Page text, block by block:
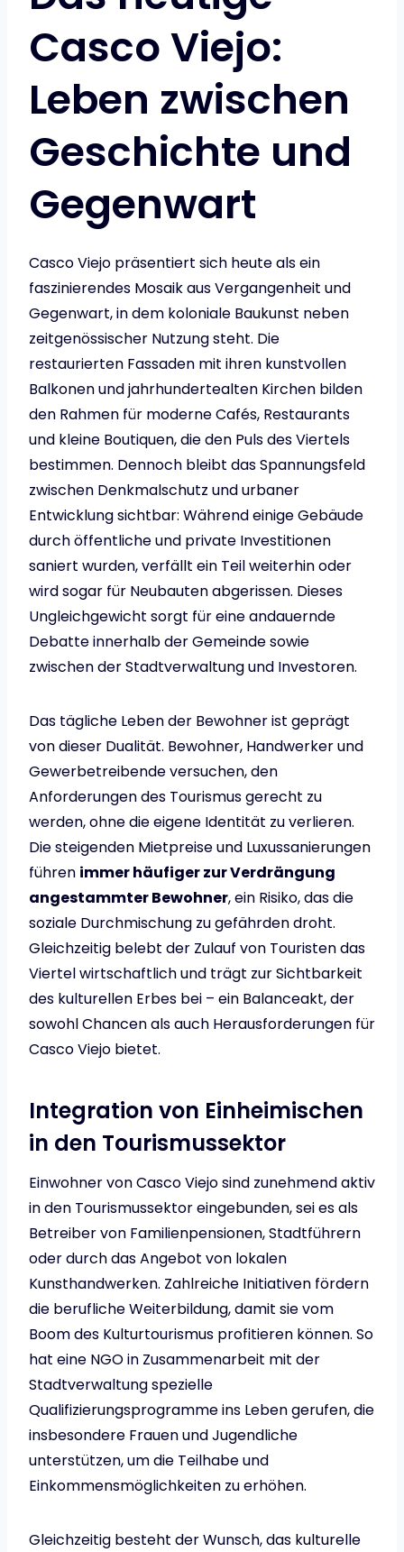
Casco Viejo:
Leben zwischen
Geschichte und
Gegenwart
Casco Viejo präsentiert sich heute als ein
faszinierendes Mosaik aus Vergangenheit und
Gegenwart, in dem koloniale Baukunst neben
zeitgenössischer Nutzung steht. Die
restaurierten Fassaden mit ihren kunstvollen
Balkonen und jahrhundertealten Kirchen bilden
den Rahmen für moderne Cafés, Restaurants
und kleine Boutiquen, die den Puls des Viertels
bestimmen. Dennoch bleibt das Spannungsfeld
zwischen Denkmalschutz und urbaner
Entwicklung sichtbar: Während einige Gebäude
durch öffent­liche und private Investitionen
saniert wurden, verfällt ein Teil weiterhin oder
wird sogar für Neubauten abgerissen. Dieses
Ungleichgewicht sorgt für eine andauernde
Debatte innerhalb der Gemeinde sowie
zwischen der Stadtverwaltung und Investoren.
Das tägliche Leben der Bewohner ist geprägt
von dieser Dualität. Bewohner, Handwerker und
Gewerbetreibende versuchen, den
Anforderungen des Tourismus gerecht zu
werden, ohne die eigene Identität zu verlieren.
Die steigenden Mietpreise und Luxussanierungen
führen immer häufiger zur Verdrängung
angestammter Bewohner, ein Risiko, das die
soziale Durchmischung zu gefährden droht.
Gleichzeitig belebt der Zulauf von Touristen das
Viertel wirtschaftlich und trägt zur Sichtbarkeit
des kulturellen Erbes bei – ein Balanceakt, der
sowohl Chancen als auch Herausforderungen für
Casco Viejo bietet.
Integration von Einheimischen
in den Tourismussektor
Einwohner von Casco Viejo sind zunehmend aktiv
in den Tourismussektor eingebunden, sei es als
Betreiber von Familienpensionen, Stadtführern
oder durch das Angebot von lokalen
Kunsthandwerken. Zahlreiche Initiativen fördern
die berufliche Weiterbildung, damit sie vom
Boom des Kulturtourismus profit­ieren können. So
hat eine NGO in Zusammenarbeit mit der
Stadtverwaltung spezielle
Qualifizierungsprogramme ins Leben gerufen, die
insbesondere Frauen und Jugendliche
unterstützen, um die Teilhabe und
Einkommensmöglichkeiten zu erhöhen.
Gleichzeitig besteht der Wunsch, das kulturelle